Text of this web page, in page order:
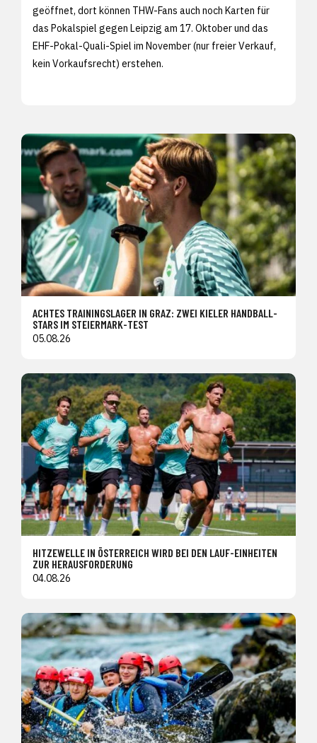
geöffnet, dort können THW-Fans auch noch Karten für
das Pokalspiel gegen Leipzig am 17. Oktober und das
EHF-Pokal-Quali-Spiel im November (nur freier Verkauf,
kein Vorkaufsrecht) erstehen.
ACHTES TRAININGSLAGER IN GRAZ: ZWEI KIELER HANDBALL-
STARS IM STEIERMARK-TEST
05.08.26
HITZEWELLE IN ÖSTERREICH WIRD BEI DEN LAUF-EINHEITEN
ZUR HERAUSFORDERUNG
04.08.26